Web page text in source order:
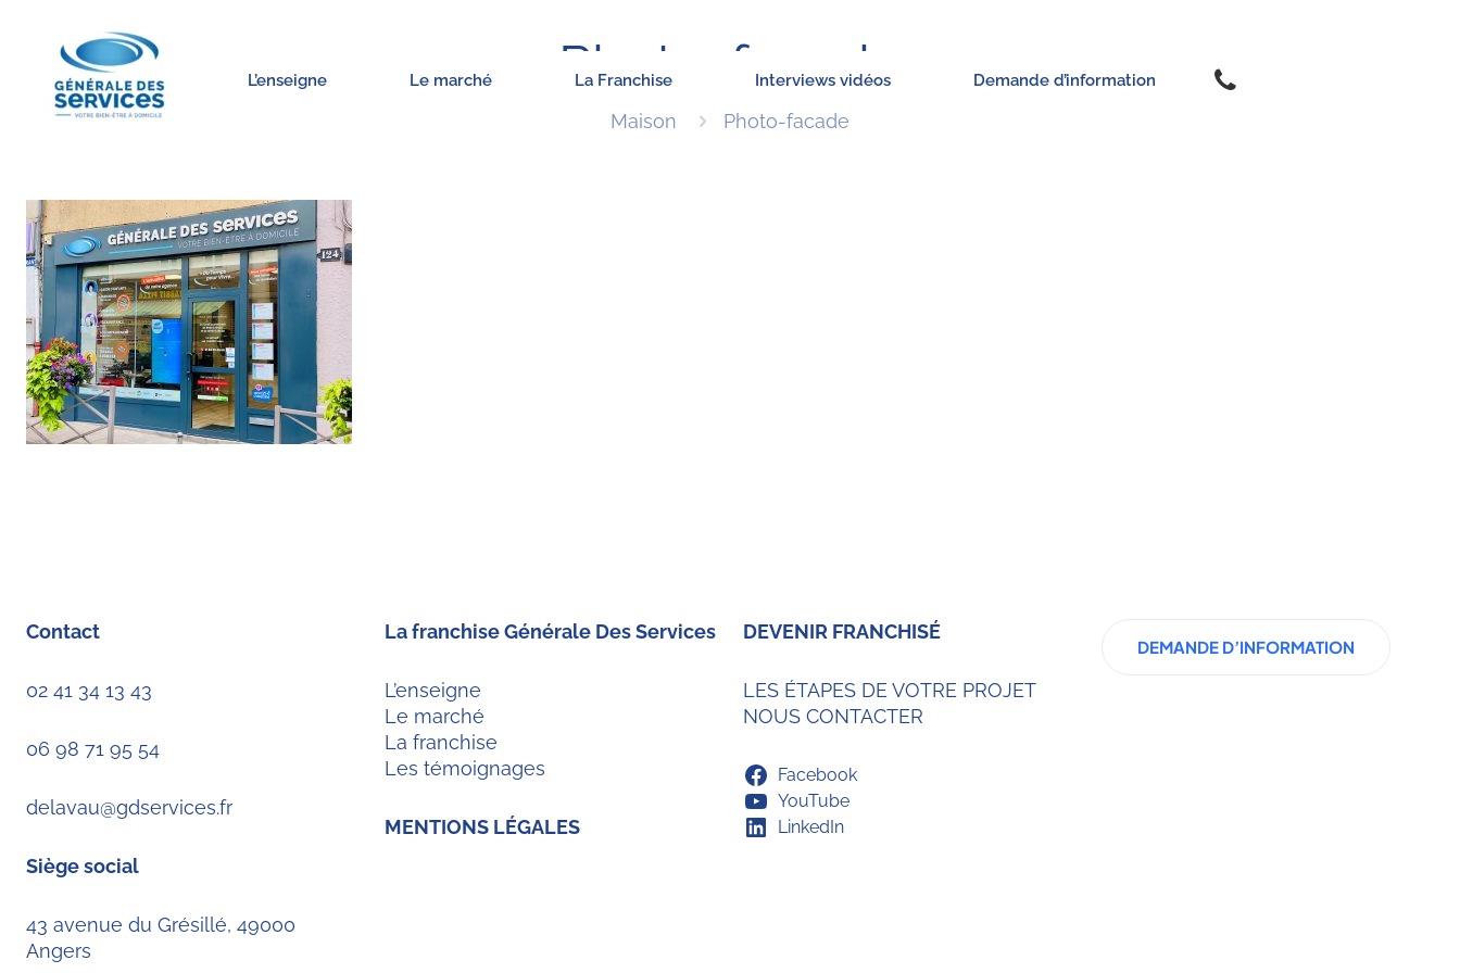
L’enseigne Le marché La Franchise Interviews vidéos Demande d’information
Photo-facade
Maison Photo-facade
Contact
02 41 34 13 43
06 98 71 95 54
delavau@gdservices.fr
Siège social
43 avenue du Grésillé, 49000
Angers
La franchise Générale Des Services
L’enseigne
Le marché
La franchise
Les témoignages
MENTIONS LÉGALES
DEVENIR FRANCHISÉ
LES ÉTAPES DE VOTRE PROJET
NOUS CONTACTER
Facebook
YouTube
LinkedIn
DEMANDE D’INFORMATION